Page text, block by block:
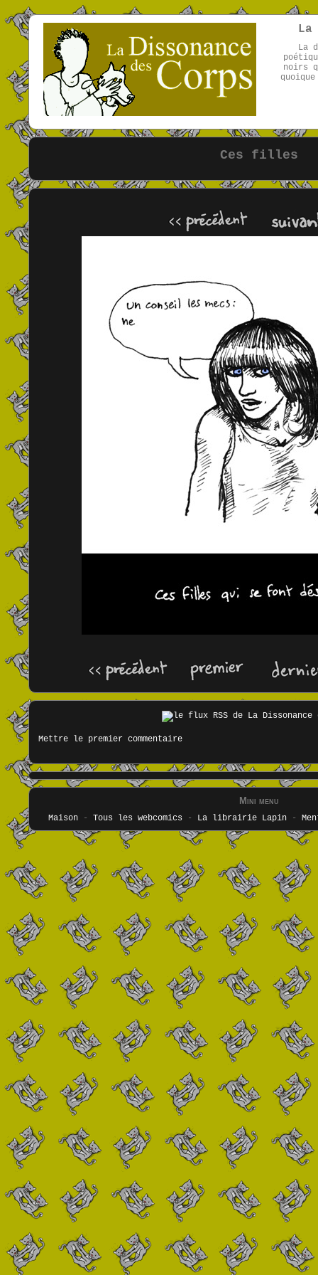
La
La
noirs
Ces filles
Mettre le premier commentaire
Mini menu
Maison- Tous les webcomics - La librairie Lapin-